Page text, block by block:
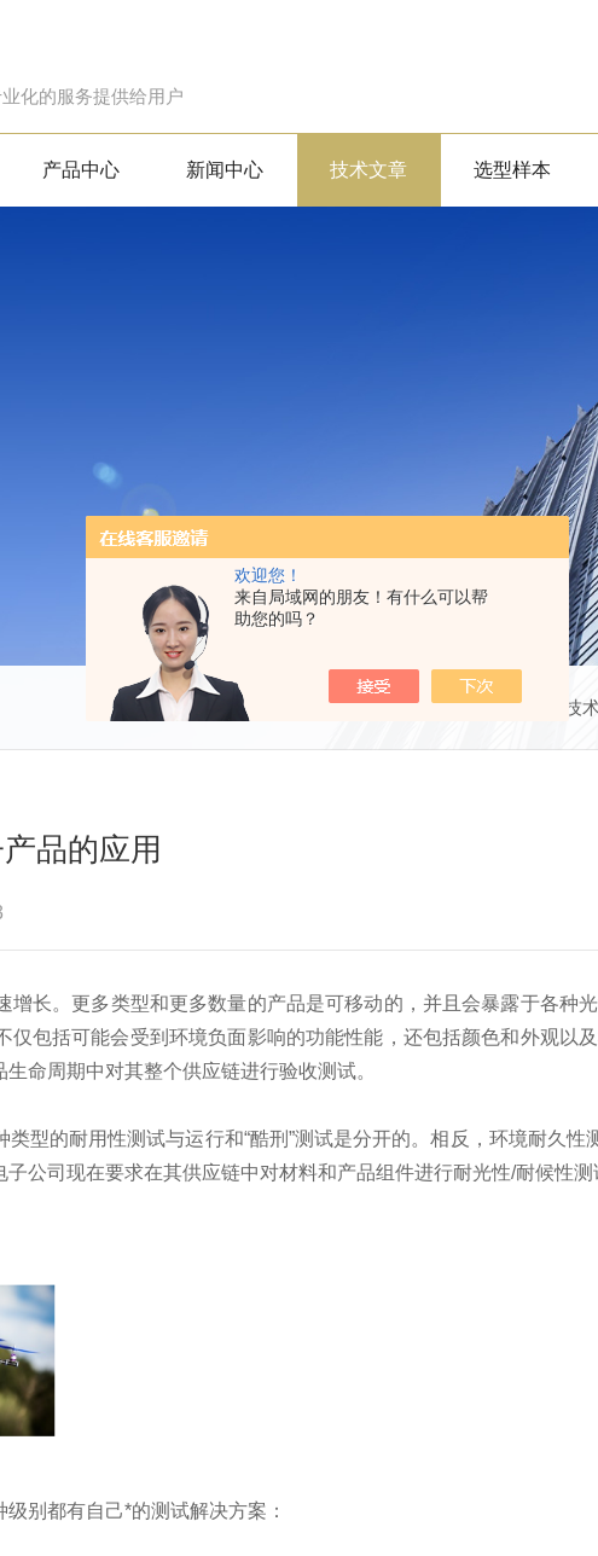
欢迎您！
来自局域网的朋友！有什么可以帮
助您的吗？
化的服务提供给用户
产品中心 新闻中心 技术文章 选型样本
当前位置：首页 技
品的应用
增长。更多类型和更多数量的产品是可移动的，并且会暴露于各种
包括可能会受到环境负面影响的功能性能，还包括颜色和外观以
命周期中对其整个供应链进行验收测试。
类型的耐用性测试与运行和“酷刑 ”测试是分开的。相反，环境耐久性
公司现在要求在其供应链中对材料和产品组件进行耐光性/耐候性测
别都有自己*的测试解决方案：